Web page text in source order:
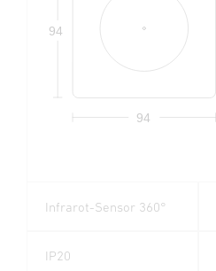
94
94
Infrarot-Sensor 360°
IP20